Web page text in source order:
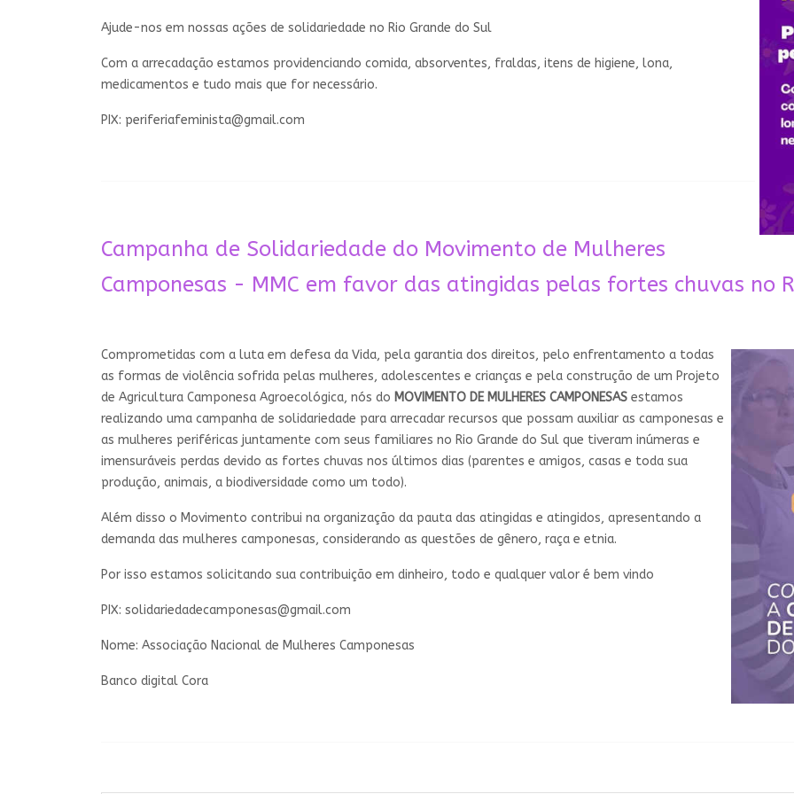
Ajude-nos em nossas ações de solidariedade no Rio Grande do Sul
Com a arrecadação estamos providenciando comida, absorventes, fraldas, itens de higiene, lona,
medicamentos e tudo mais que for necessário.
PIX: periferiafeminista@gmail.com
Campanha de Solidariedade do Movimento de Mulheres
Camponesas - MMC em favor das atingidas pelas fortes chuvas no
Comprometidas com a luta em defesa da Vida, pela garantia dos direitos, pelo enfrentamento a todas
as formas de violência sofrida pelas mulheres, adolescentes e crianças e pela construção de um Projeto
de Agricultura Camponesa Agroecológica, nós do MOVIMENTO DE MULHERES CAMPONESAS estamos
realizando uma campanha de solidariedade para arrecadar recursos que possam auxiliar as camponesas e
as mulheres periféricas juntamente com seus familiares no Rio Grande do Sul que tiveram inúmeras e
imensuráveis perdas devido as fortes chuvas nos últimos dias (parentes e amigos, casas e toda sua
produção, animais, a biodiversidade como um todo).
Além disso o Movimento contribui na organização da pauta das atingidas e atingidos, apresentando a
demanda das mulheres camponesas, considerando as questões de gênero, raça e etnia.
Por isso estamos solicitando sua contribuição em dinheiro, todo e qualquer valor é bem vindo
PIX: solidariedadecamponesas@gmail.com
Nome: Associação Nacional de Mulheres Camponesas
Banco digital Cora